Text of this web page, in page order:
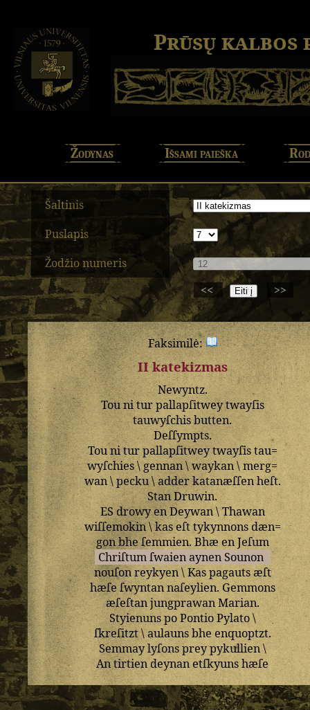
Prūsų kalbos
Žodynas Išsami paieška
Šaltinis
Puslapis
Žodžio numeris
<<
>>
Faksimilė:
II katekizmas
Newyntz.
Touniturpallapſitweytwayſis
tauwyſchisbutten.
Deſſympts.
Touniturpallapſitweytwayſistau=
wyſchies\gennan\waykan\merg=
wan\pecku\adderkatanæſſenheſt.
StanDruwin.
ESdrowyenDeywan\Thawan
wiſſemokin\kaseſttykynnons dæn=
gonbheſemmien.BhæenJeſum
ChriſtumſwaienaynenSounon
nouſonreykyen\Kaspagautsæſt
hæſe ſwyntannaſeylien.Gemmons
æſeſtanjungprawanMarian.
StyienunspoPontioPylato\
ſkreſitzt\aulaunsbhe enquoptzt.
Semmaylyſonspreypykullien\
Antirtiendeynan etſkyunshæſe